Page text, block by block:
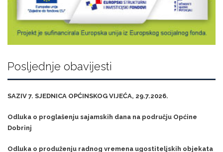
Posljednje obavijesti
SAZIV 7. SJEDNICA OPĆINSKOG VIJEĆA, 29.7.2026.
Odluka o proglašenju sajamskih dana na području Općine
Dobrinj
Odluka o produženju radnog vremena ugostiteljskih objekata